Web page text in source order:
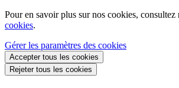
Pour en savoir plus sur nos cookies, consultez
cookies.
Gérer les paramètres des cookies
Accepter tous les cookies
Rejeter tous les cookies